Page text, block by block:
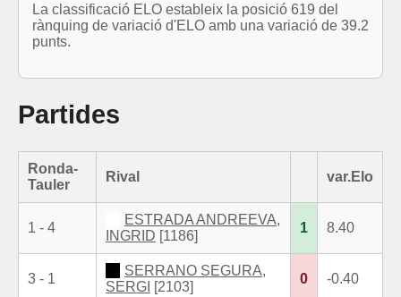
La classificació ELO estableix la posició 619 del
rànquing de variació d'ELO amb una variació de 39.2
punts.
Partides
Ronda-
Tauler
Rival var.Elo
1 - 4
ESTRADA ANDREEVA,
INGRID [1186]
1 8.40
3 - 1
SERRANO SEGURA,
SERGI [2103]
0 -0.40